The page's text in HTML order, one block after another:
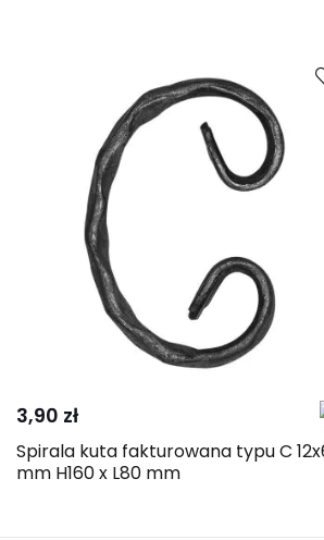
Porównaj
3,90 zł
Spirala kuta fakturowana typu C
mm H160 x L80 mm